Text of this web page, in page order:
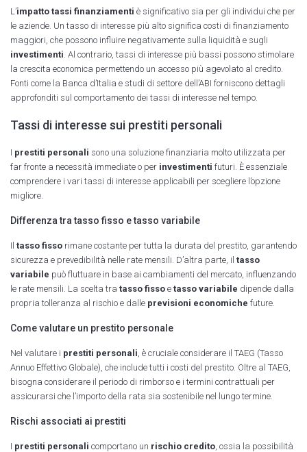
L’impatto tassi finanziamenti è significativo sia per gli individui che per
le aziende. Un tasso di interesse più alto significa costi di finanziamento
maggiori, che possono influire negativamente sulla liquidità e sugli
investimenti . Al contrario, tassi di interesse più bassi possono stimolare
la crescita economica permettendo un accesso più agevolato al credito.
Fonti come la Banca d’Italia e studi di settore dell’ABI forniscono dettagli
approfonditi sul comportamento dei tassi di interesse nel tempo.
Tassi di interesse sui prestiti personali
I prestiti personali sono una soluzione finanziaria molto utilizzata per
far fronte a necessità immediate o per investimenti futuri. È essenziale
comprendere i vari tassi di interesse applicabili per scegliere l’opzione
migliore.
Differenza tra tasso fisso e tasso variabile
Il tasso fisso rimane costante per tutta la durata del prestito, garantendo
sicurezza e prevedibilità nelle rate mensili. D’altra parte, il tasso
variabile può fluttuare in base ai cambiamenti del mercato, influenzando
le rate mensili. La scelta tra tasso fisso e tasso variabile dipende dalla
propria tolleranza al rischio e dalle previsioni economiche future.
Come valutare un prestito personale
Nel valutare i prestiti personali , è cruciale considerare il TAEG (Tasso
Annuo Effettivo Globale), che include tutti i costi del prestito. Oltre al TAEG,
bisogna considerare il periodo di rimborso e i termini contrattuali per
assicurarsi che l’importo della rata sia sostenibile nel lungo termine.
Rischi associati ai prestiti
I prestiti personali comportano un rischio credito , ossia la possibilità